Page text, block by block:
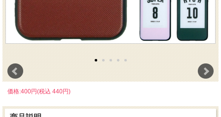
価格:400円(税込 440円)